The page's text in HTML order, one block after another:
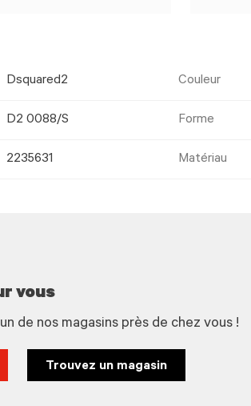
Dsquared2 Couleur
D2 0088/S Forme
2235631 Matériau
vous
de nos magasins près de chez vous !
Trouvez un magasin